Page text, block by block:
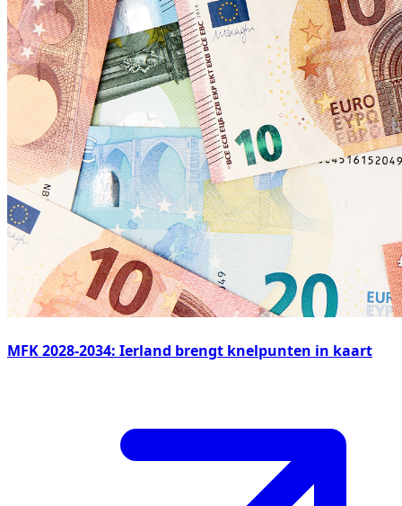
MFK 2028-2034: Ierland brengt knelpunten in kaart